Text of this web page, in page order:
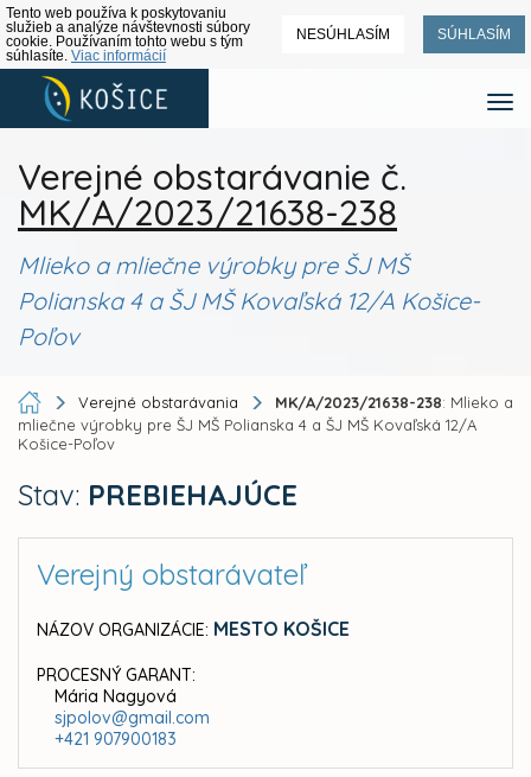
Tento web používa k poskytovaniu
služieb a analýze návštevnosti súbory
cookie. Používaním tohto webu s tým
súhlasíte. Viac informácií
NESÚHLASÍM SÚHLASÍM
Verejné obstarávanie č.
MK/A/2023/21638-238
Mlieko a mliečne výrobky pre ŠJ MŠ
Polianska 4 a ŠJ MŠ Kovaľská 12/A Košice-
Poľov
Verejné obstarávania MK/A/2023/21638-238: Mlieko a
mliečne výrobky pre ŠJ MŠ Polianska 4 a ŠJ MŠ Kovaľská 12/A
Košice-Poľov
Stav: PREBIEHAJÚCE
Verejný obstarávateľ
NÁZOV ORGANIZÁCIE: MESTO KOŠICE
PROCESNÝ GARANT:
Mária Nagyová
sjpolov@gmail.com
+421 907900183